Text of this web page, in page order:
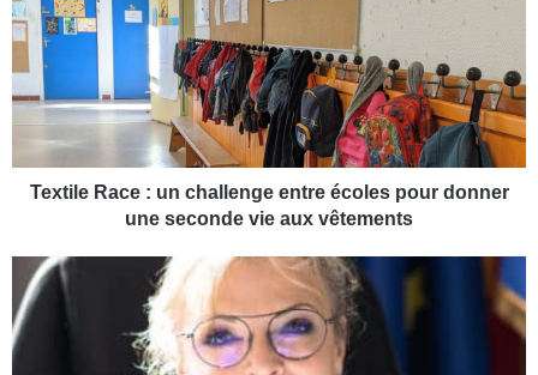
x
t
l
e
a
c
h
Textile Race : un challenge entre écoles pour donner
une seconde vie aux vêtements
e
s
a